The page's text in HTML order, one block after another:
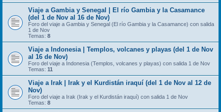
Viaje a Gambia y Senegal | El río Gambia y la Casamance
(del 1 de Nov al 16 de Nov)
Foro del viaje a Gambia y Senegal (El río Gambia y la Casamance) con salida
1 de Nov
Temas: 8
Viaje a Indonesia | Templos, volcanes y playas (del 1 de Nov
al 16 de Nov)
Foro del viaje a Indonesia (Templos, volcanes y playas) con salida 1 de Nov
Temas: 11
Viaje a Irak | Irak y el Kurdistán iraquí (del 1 de Nov al 12 de
Nov)
Foro del viaje a Irak (Irak y el Kurdistán iraquí) con salida 1 de Nov
Temas: 8